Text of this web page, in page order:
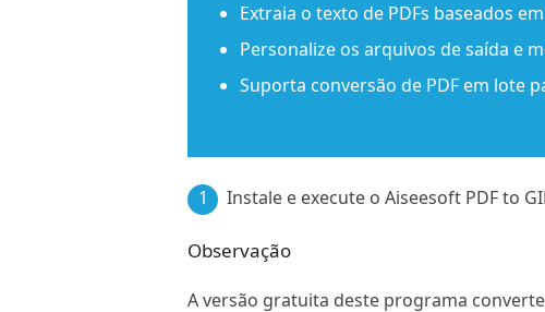
Extraia o texto de PDFs baseados
Personalize os arquivos de saída e
Suporta conversão de PDF em lote
1 Instale e execute o Aiseesoft PDF to
Observação
A versão gratuita deste programa